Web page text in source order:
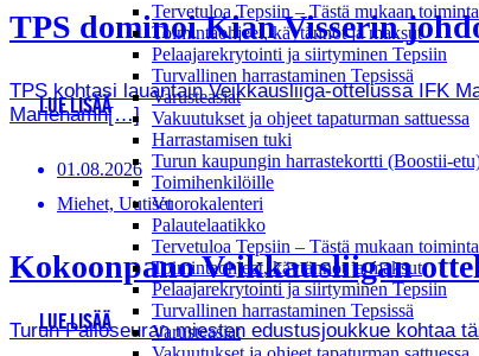
Tervetuloa Tepsiin – Tästä mukaan
Toimintaohjeet, käytännöt ja maksut
Pelaajarekrytointi ja siirtyminen Tepsiin
Turvallinen harrastaminen Tepsissä
Varusteasiat
Vakuutukset ja ohjeet tapaturman sattuessa
Harrastamisen tuki
Turun kaupungin harrastekortti (Boostii-
Toimihenkilöille
Vuorokalenteri
Palautelaatikko
Tervetuloa Tepsiin – Tästä mukaan
Toimintaohjeet, käytännöt ja maksut
Pelaajarekrytointi ja siirtyminen Tepsiin
Turvallinen harrastaminen Tepsissä
Varusteasiat
TPS dominoi Kian Visserin
TPS kohtasi lauantain Veikkausliiga-ottelussa IFK
Mariehamn[…]
LUE LISÄÄ
01.08.2026
Miehet, Uutiset
Kokoonpano Veikkausliigan
Turun Palloseuran miesten edustusjoukkue kohtaa
LUE LISÄÄ